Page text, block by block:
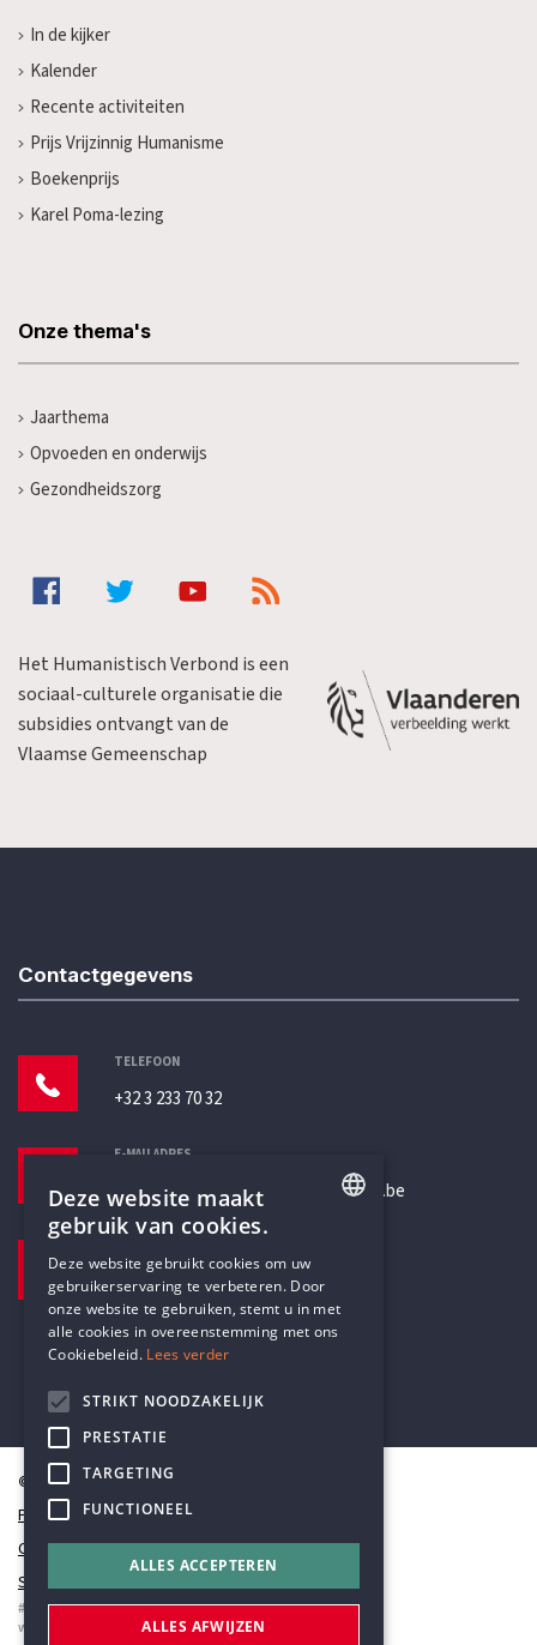
In de kijker
Kalender
Recente activiteiten
Prijs Vrijzinnig Humanisme
Boekenprijs
Karel Poma-lezing
Onze thema's
Jaarthema
Opvoeden en onderwijs
Gezondheidszorg
Het Humanistisch Verbond is een
sociaal-culturele organisatie die
subsidies ontvangt van de
Vlaamse Gemeenschap
Contactgegevens
TELEFOON
+32 3 233 70 32
E-MAILADRES
secretariaat@humanistischverbond.be
Pottenbrug 4
Antwerpen, 2000
© Humanistisch Verbond 2026
Privacy
Cookiestatement
Sitemap
#codedwithlove byCodelines
webapplicaties
mobiele apps&maatwerk websites
DUTCH
Deze website maakt
gebruik van cookies.
Deze website gebruikt cookies om uw
gebruikerservaring te verbeteren. Door
onze website te gebruiken, stemt u in met
alle cookies in overeenstemming met ons
Cookiebeleid. Lees verder
STRIKT NOODZAKELIJK
PRESTATIE
TARGETING
FUNCTIONEEL
ALLES ACCEPTEREN
ALLES AFWIJZEN